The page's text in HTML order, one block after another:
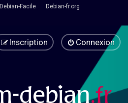
Debian-Facile
Debian-fr.org
Connexion
Inscription